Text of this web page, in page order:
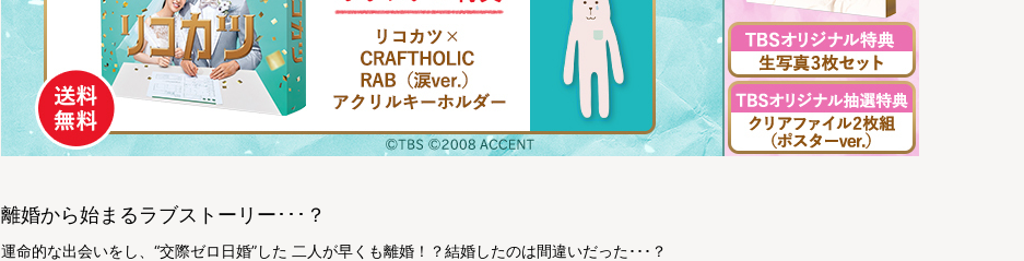
離婚から始まるラブストーリー･･･？
運命的な出会いをし、“交際ゼロ日婚”した 二人が早くも離婚！？結婚したのは間違いだった･･･？